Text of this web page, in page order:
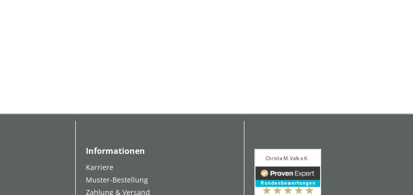
Informationen
Karriere
Muster-Bestellung
Zahlung & Versand